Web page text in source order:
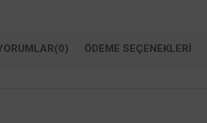
(0) ÖDEME SEÇENEKLERI